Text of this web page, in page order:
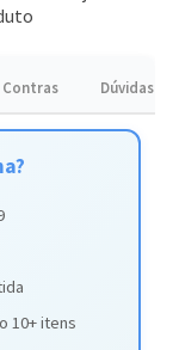
Contras Dúvidas
10+ itens